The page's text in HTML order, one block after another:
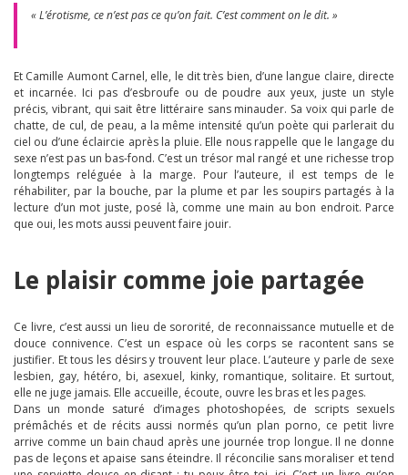
« L’érotisme, ce n’est pas ce qu’on fait. C’est comment on le dit. »
Et Camille Aumont Carnel, elle, le dit très bien, d’une langue claire, directe
et incarnée. Ici pas d’esbroufe ou de poudre aux yeux, juste un style
précis, vibrant, qui sait être littéraire sans minauder. Sa voix qui parle de
chatte, de cul, de peau, a la même intensité qu’un poète qui parlerait du
ciel ou d’une éclaircie après la pluie. Elle nous rappelle que le langage du
sexe n’est pas un bas-fond. C’est un trésor mal rangé et une richesse trop
longtemps reléguée à la marge. Pour l’auteure, il est temps de le
réhabiliter, par la bouche, par la plume et par les soupirs partagés à la
lecture d’un mot juste, posé là, comme une main au bon endroit. Parce
que oui, les mots aussi peuvent faire jouir.
Le plaisir comme joie partagée
Ce livre, c’est aussi un lieu de sororité, de reconnaissance mutuelle et de
douce connivence. C’est un espace où les corps se racontent sans se
justifier. Et tous les désirs y trouvent leur place. L’auteure y parle de sexe
lesbien, gay, hétéro, bi, asexuel, kinky, romantique, solitaire. Et surtout,
elle ne juge jamais. Elle accueille, écoute, ouvre les bras et les pages.
Dans un monde saturé d’images photoshopées, de scripts sexuels
prémâchés et de récits aussi normés qu’un plan porno, ce petit livre
arrive comme un bain chaud après une journée trop longue. Il ne donne
pas de leçons et apaise sans éteindre. Il réconcilie sans moraliser et tend